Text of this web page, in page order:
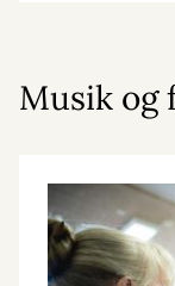
Musik og